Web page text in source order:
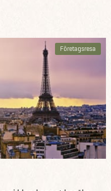
och museer, samt
hjälper er med hela
Företagsresa